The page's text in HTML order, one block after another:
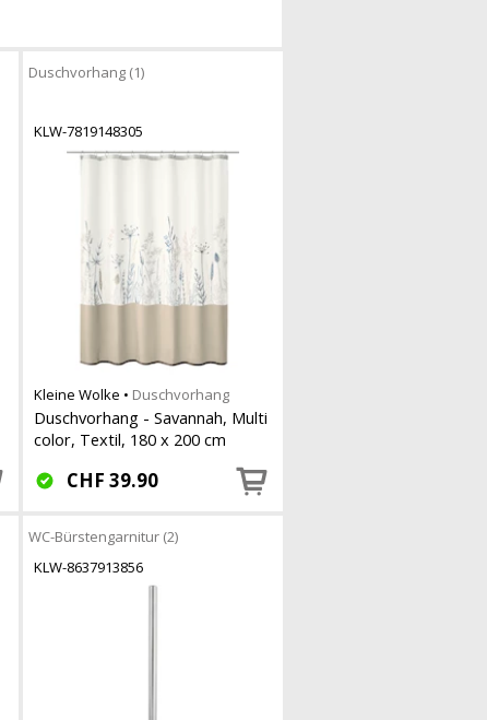
Duschvorhang (1)
KLW-7819148305
Kleine Wolke • Duschvorhang
Duschvorhang - Savannah, Multi
color, Textil, 180 x 200 cm
CHF 39.90
WC-Bürstengarnitur (2)
KLW-8637913856